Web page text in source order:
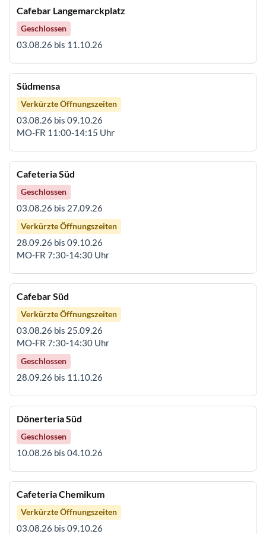
Cafebar Langemarckplatz
Geschlossen
03.08.26 bis 11.10.26
Südmensa
Verkürzte Öffnungszeiten
03.08.26 bis 09.10.26
MO-FR 11:00-14:15 Uhr
Cafeteria Süd
Geschlossen
03.08.26 bis 27.09.26
Verkürzte Öffnungszeiten
28.09.26 bis 09.10.26
MO-FR 7:30-14:30 Uhr
Cafebar Süd
Verkürzte Öffnungszeiten
03.08.26 bis 25.09.26
MO-FR 7:30-14:30 Uhr
Geschlossen
28.09.26 bis 11.10.26
Dönerteria Süd
Geschlossen
10.08.26 bis 04.10.26
Cafeteria Chemikum
Verkürzte Öffnungszeiten
03.08.26 bis 09.10.26